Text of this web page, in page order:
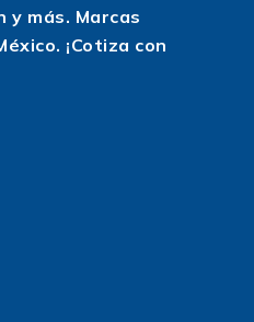
más. Marcas
¡Cotiza con